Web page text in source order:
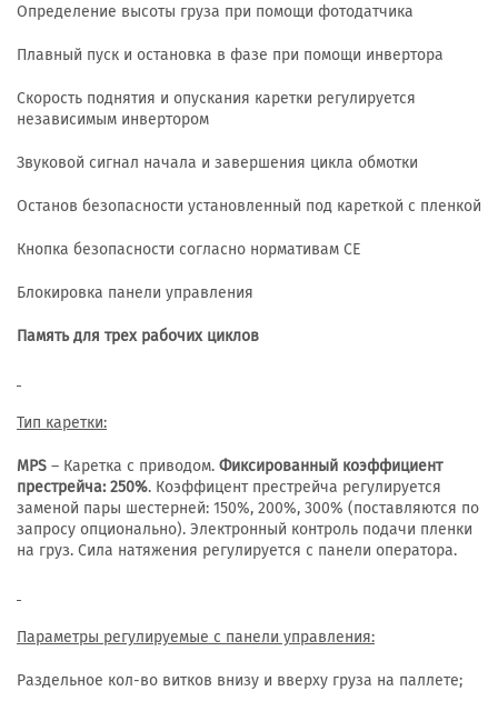
Определение высоты груза при помощи фотодатчика
Плавный пуск и остановка в фазе при помощи инвертора
Скорость поднятия и опускания каретки регулируется
независимым инвертором
Звуковой сигнал начала и завершения цикла обмотки
Останов безопасности установленный под кареткой с пленкой
Кнопка безопасности согласно нормативам CE
Блокировка панели управления
Память для трех рабочих циклов
Тип каретки:
MPS – Каретка с приводом. Фиксированный коэффициент
престрейча: 250%. Коэффицент престрейча регулируется
заменой пары шестерней: 150%, 200%, 300% (поставляются по
запросу опционально). Электронный контроль подачи пленки
на груз. Сила натяжения регулируется с панели оператора.
Параметры регулируемые с панели управления:
Раздельное кол-во витков внизу и вверху груза на паллете;